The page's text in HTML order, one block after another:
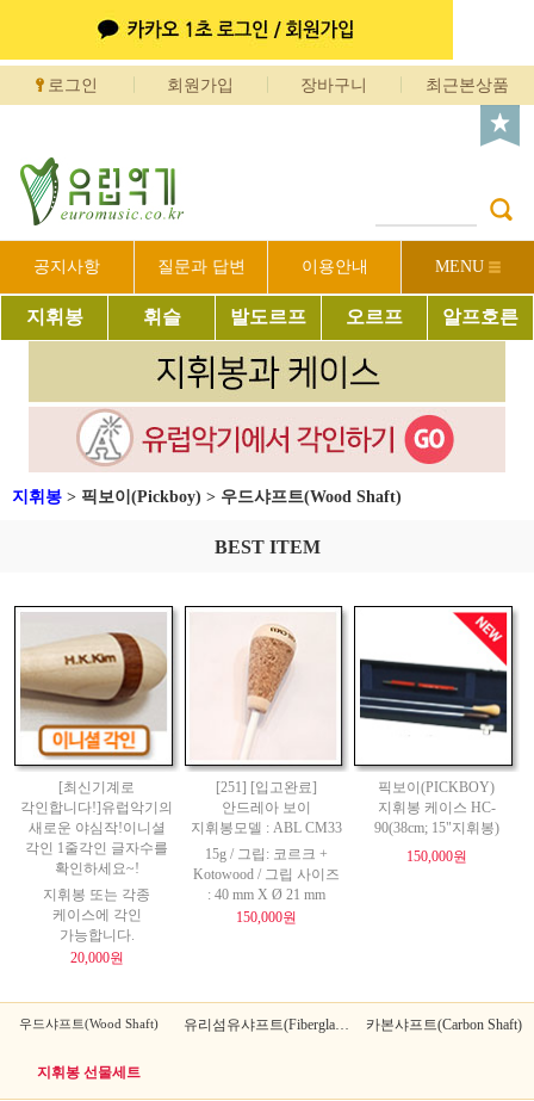
로그인 회원가입 장바구니 최근본상품
공지사항 질문과 답변 이용안내 MENU
지휘봉 휘슬 발도르프 오르프 알프호른
지휘봉 > 픽보이(Pickboy) > 우드샤프트(Wood Shaft)
BEST ITEM
[최신기계로
각인합니다!]유럽악기의
새로운 야심작!이니셜
각인 1줄각인 글자수를
확인하세요~!
지휘봉 또는 각종
케이스에 각인
가능합니다.
20,000원
[251] [입고완료]
안드레아 보이
지휘봉모델 : ABL CM33
15g / 그립: 코르크 +
Kotowood / 그립 사이즈
: 40 mm X Ø 21 mm
150,000원
픽보이(PICKBOY)
지휘봉 케이스 HC-
90(38cm; 15"지휘봉)
150,000원
우드샤프트(Wood Shaft) 카본샤프트(Carbon Shaft)
지휘봉 선물세트